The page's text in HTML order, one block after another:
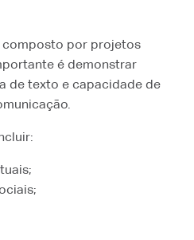
composto por projetos
é demonstrar
de texto e capacidade de